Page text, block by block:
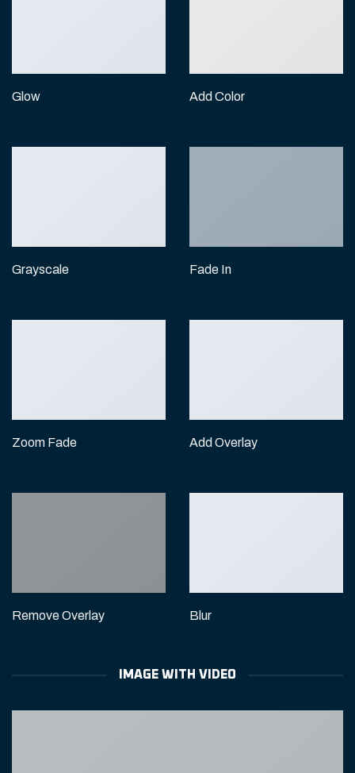
Glow Add Color
Grayscale Fade In
Zoom Fade Add Overlay
Remove Overlay Blur
IMAGE WITH VIDEO